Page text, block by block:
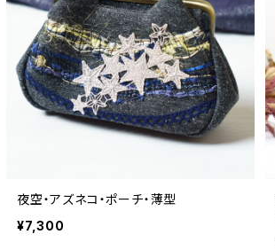
夜空・アズネコ・ポーチ・薄型
¥7,300